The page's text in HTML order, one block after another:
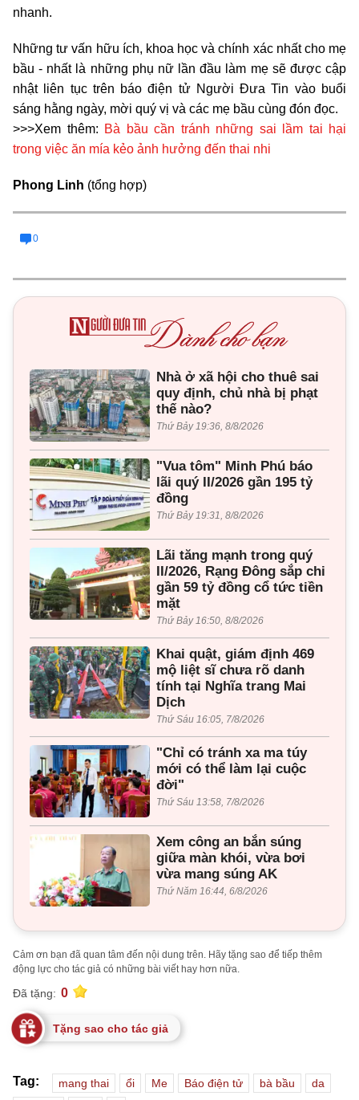
nhanh.
Những tư vấn hữu ích, khoa học và chính xác nhất cho mẹ
bầu - nhất là những phụ nữ lần đầu làm mẹ sẽ được cập
nhật liên tục trên báo điện tử Người Đưa Tin vào buổi
sáng hằng ngày, mời quý vị và các mẹ bầu cùng đón đọc.
>>>Xem thêm: Bà bầu cần tránh những sai lầm tai hại
trong việc ăn mía kẻo ảnh hưởng đến thai nhi
Phong Linh (tổng hợp)
0
Nhà ở xã hội cho thuê sai
quy định, chủ nhà bị phạt
thế nào?
Thứ Bảy 19:36, 8/8/2026
"Vua tôm" Minh Phú báo
lãi quý II/2026 gần 195 tỷ
đồng
Thứ Bảy 19:31, 8/8/2026
Lãi tăng mạnh trong quý
II/2026, Rạng Đông sắp chi
gần 59 tỷ đồng cổ tức tiền
mặt
Thứ Bảy 16:50, 8/8/2026
Khai quật, giám định 469
mộ liệt sĩ chưa rõ danh
tính tại Nghĩa trang Mai
Dịch
Thứ Sáu 16:05, 7/8/2026
"Chỉ có tránh xa ma túy
mới có thể làm lại cuộc
đời"
Thứ Sáu 13:58, 7/8/2026
Xem công an bắn súng
giữa màn khói, vừa bơi
vừa mang súng AK
Thứ Năm 16:44, 6/8/2026
Cảm ơn bạn đã quan tâm đến nội dung trên. Hãy tặng sao để tiếp thêm
động lực cho tác giả có những bài viết hay hơn nữa.
Đã tặng: 0
Tặng sao cho tác giả
Tag: mang thai ổi Me Báo điện tử bà bầu da